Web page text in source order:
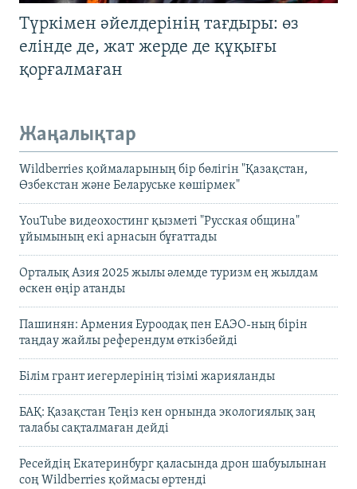
Түркімен әйелдерінің тағдыры: өз
елінде де, жат жерде де құқығы
қорғалмаған
Жаңалықтар
Wildberries қоймаларының бір бөлігін "Қазақстан,
Өзбекстан және Беларуське көшірмек"
YouTube видеохостинг қызметі "Русская община"
ұйымының екі арнасын бұғаттады
Орталық Азия 2025 жылы әлемде туризм ең жылдам
өскен өңір атанды
Пашинян: Армения Еуроодақ пен ЕАЭО-ның бірін
таңдау жайлы референдум өткізбейді
Білім грант иегерлерінің тізімі жарияланды
БАҚ: Қазақстан Теңіз кен орнында экологиялық заң
талабы сақталмаған дейді
Ресейдің Екатеринбург қаласында дрон шабуылынан
соң Wildberries қоймасы өртенді